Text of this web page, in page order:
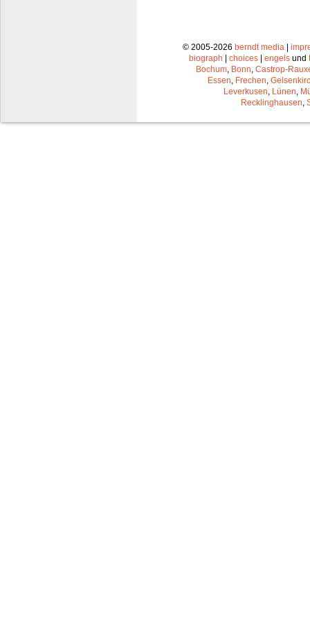
© 2005-2026 berndt media |
biograph | choices | engels und
Bochum Bonn Castrop-
Essen Frechen
Leverkusen Lünen
Recklinghausen